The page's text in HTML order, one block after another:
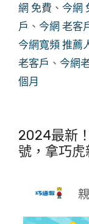
網 免費 、 今網
戶 、 今網 老客
今網寬頻 推薦
老客戶 、 今網
個月
2024最新
號，拿巧